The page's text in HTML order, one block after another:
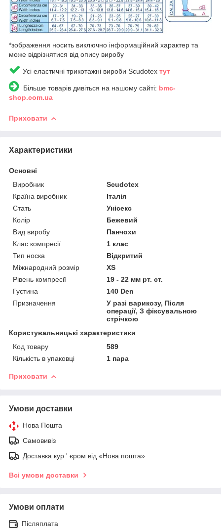
*зображення носить виключно інформаційний характер та
може відрізнятися від опису виробу
Усі еластичні трикотажні вироби Scudotex тут
Більше товарів дивіться на нашому сайті: bmc-
shop.com.ua
Приховати
Характеристики
Основні
Виробник
Scudotex
Країна виробник
Італія
Стать
Унісекс
Колір
Бежевий
Вид виробу
Панчохи
Клас компресії
1 клас
Тип носка
Відкритий
Міжнародний розмір
XS
Рівень компресії
19 - 22 мм рт. ст.
Густина
140 Den
Призначення
У разі варикозу, Після
операції, З фіксувальною
стрічкою
Користувальницькі характеристики
Код товару
589
Кількість в упаковці
1 пара
Приховати
Умови доставки
Нова Пошта
Самовивіз
Доставка кур ' єром від «Нова пошта»
Всі умови доставки
Умови оплати
Післяплата